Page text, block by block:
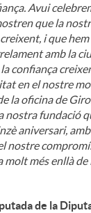
Avui
que la
i que
amb la
confiança
en el nostre
la oficina de
nostra fundació
aniversari,
nostre
molt més enllà de
de la